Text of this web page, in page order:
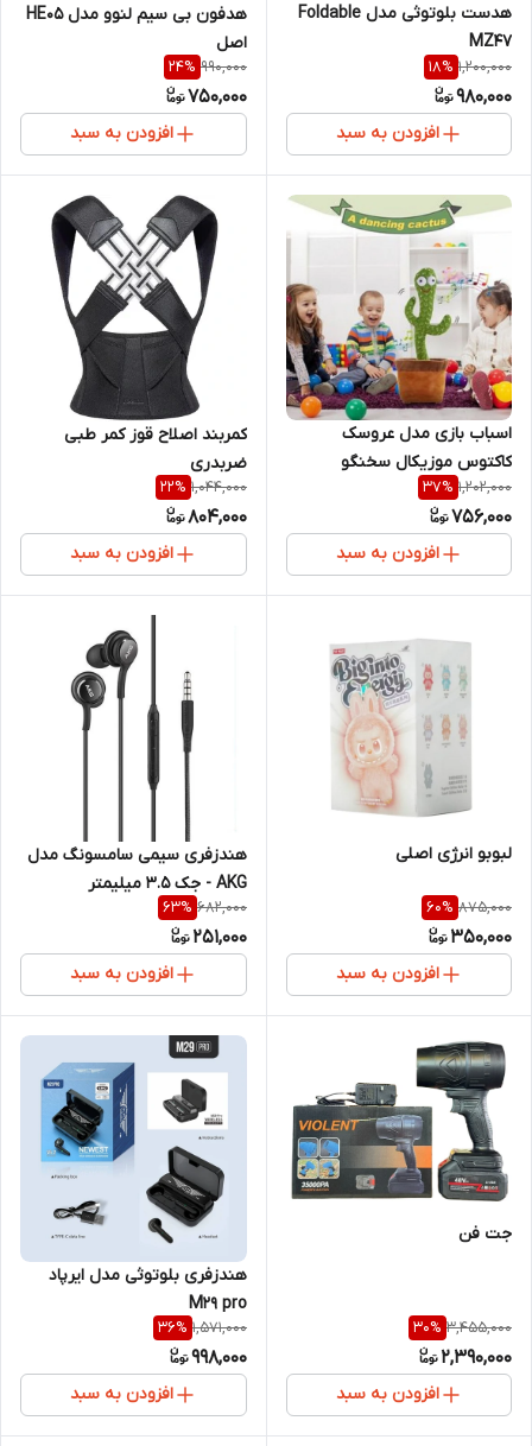
هدست بلوتوثی مدل Foldable
MZ47
1,200,000
18%
980,000
افزودن به سبد
هدفون بی سیم لنوو مدل HE05
اصل
990,000
24%
750,000
افزودن به سبد
اسباب بازی مدل عروسک
کاکتوس موزیکال سخنگو
1,202,000
37%
756,000
افزودن به سبد
کمربند اصلاح قوز کمر طبی
ضربدری
1,044,000
22%
804,000
افزودن به سبد
لبوبو انرژی اصلی
875,000
60%
350,000
افزودن به سبد
هندزفری سیمی سامسونگ مدل
AKG - جک 3.5 میلیمتر
682,000
63%
251,000
افزودن به سبد
جت فن
3,455,000
30%
2,390,000
افزودن به سبد
هندزفری بلوتوثی مدل ایرپاد
M29 pro
1,571,000
36%
998,000
افزودن به سبد